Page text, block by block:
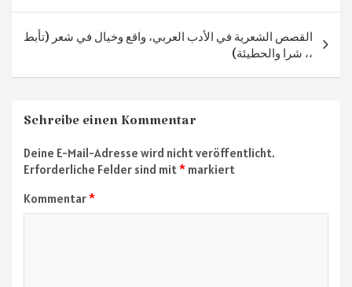
القصص الشعرية في الأدب العربي، واقع وخيال في شعر (تأبط
شرا والحطيئة) ،،
Schreibe einen Kommentar
Deine E-Mail-Adresse wird nicht veröffentlicht.
Erforderliche Felder sind mit* markiert
Kommentar*